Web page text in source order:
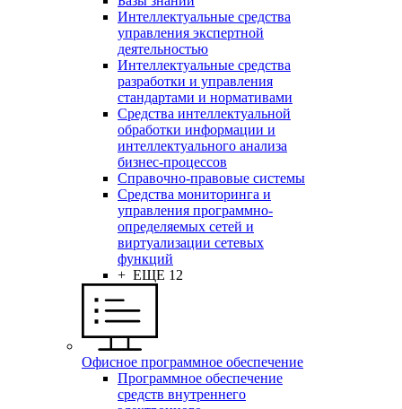
Интеллектуальные средства
управления экспертной
деятельностью
Интеллектуальные средства
разработки и управления
стандартами и нормативами
Средства интеллектуальной
обработки информации и
интеллектуального анализа
бизнес-процессов
Справочно-правовые системы
Средства мониторинга и
управления программно-
определяемых сетей и
виртуализации сетевых
функций
+ ЕЩЕ 12
Офисное программное обеспечение
Программное обеспечение
средств внутреннего